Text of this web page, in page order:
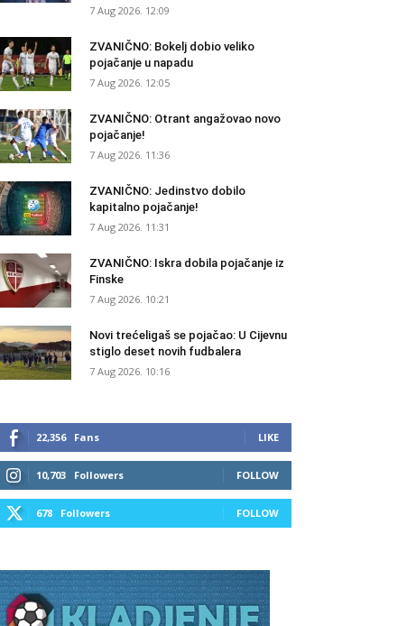
7 Aug 2026. 12:09
ZVANIČNO: Bokelj dobio veliko
pojačanje u napadu
7 Aug 2026. 12:05
ZVANIČNO: Otrant angažovao novo
pojačanje!
7 Aug 2026. 11:36
ZVANIČNO: Jedinstvo dobilo
kapitalno pojačanje!
7 Aug 2026. 11:31
ZVANIČNO: Iskra dobila pojačanje iz
Finske
7 Aug 2026. 10:21
Novi trećeligaš se pojačao: U Cijevnu
stiglo deset novih fudbalera
7 Aug 2026. 10:16
22,356 Fans LIKE
10,703 Followers FOLLOW
678 Followers FOLLOW